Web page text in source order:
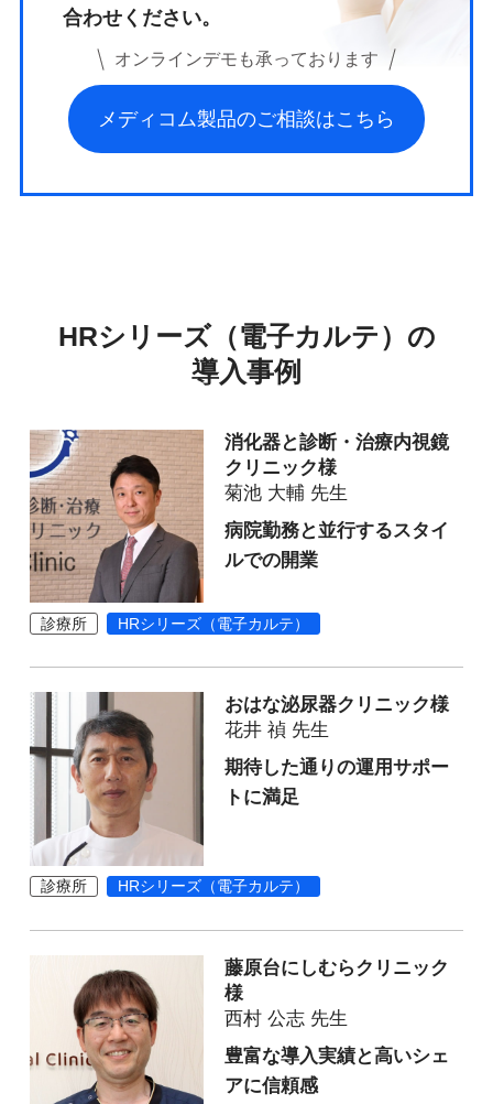
合わせください。
オンラインデモも承っております
メディコム製品のご相談はこちら
HRシリーズ（電子カルテ）の
導入事例
消化器と診断・治療内視鏡
クリニック様
菊池 大輔 先生
病院勤務と並行するスタイ
ルでの開業
診療所 HRシリーズ（電子カルテ）
おはな泌尿器クリニック様
花井 禎 先生
期待した通りの運用サポー
トに満足
診療所 HRシリーズ（電子カルテ）
藤原台にしむらクリニック
様
西村 公志 先生
豊富な導入実績と高いシェ
アに信頼感